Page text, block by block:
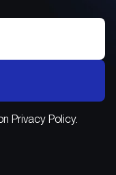
Privacy Policy.